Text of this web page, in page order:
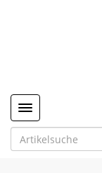
Toggle navigation